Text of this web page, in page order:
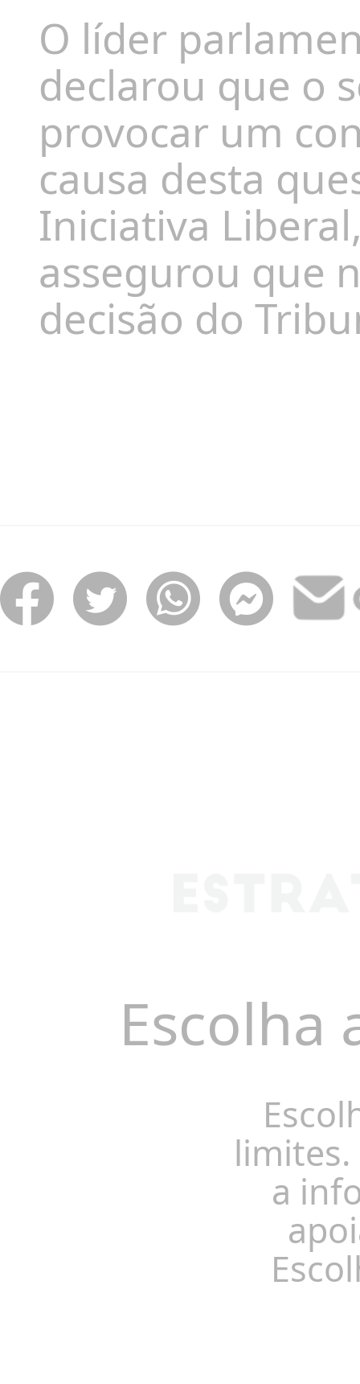
O líder
declarou que o
provocar um
causa desta
Iniciativa
assegurou que
decisão do
a